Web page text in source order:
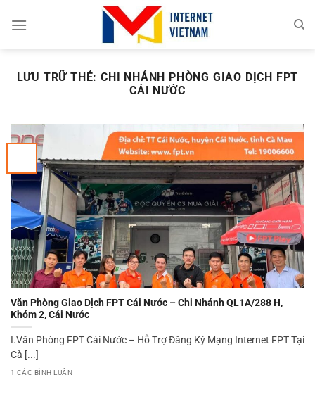
đến
LƯU TRỮ THẺ:CHI NHÁNH PHÒNG GIAO DỊCH FPT
CÁI NƯỚC
Văn Phòng Giao Dịch FPT Cái Nước – Chi Nhánh QL1A/288 H,
Khóm 2, Cái Nước
I.Văn Phòng FPT Cái Nước – Hỗ Trợ Đăng Ký Mạng Internet FPT Tại
Cà [...]
1 CÁC BÌNH LUẬN